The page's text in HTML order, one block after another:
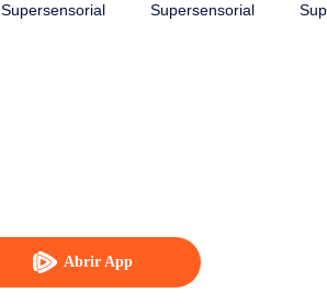
Abrir App
Supersensorial
Supersensorial